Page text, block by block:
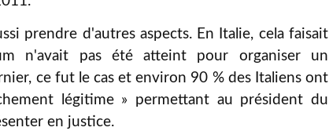
prendre d'autres aspects. En Italie, cela faisait
n'avait pas été atteint pour organiser un
ce fut le cas et environ 90 % des Italiens ont
légitime » permettant au président du
en justice.